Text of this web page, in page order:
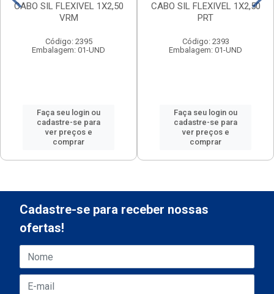
CABO SIL FLEXIVEL 1X2,50
VRM
Código: 2395
Embalagem: 01-UND
Faça seu login ou
cadastre-se para
ver preços e
comprar
CABO SIL FLEXIVEL 1X2,50
PRT
Código: 2393
Embalagem: 01-UND
Faça seu login ou
cadastre-se para
ver preços e
comprar
Cadastre-se para receber nossas
ofertas!